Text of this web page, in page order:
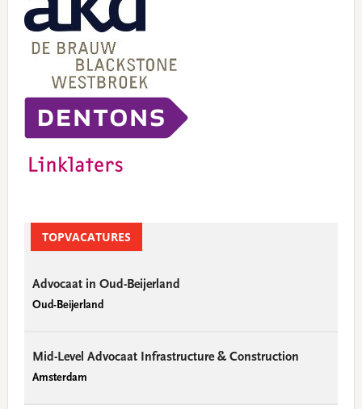
TOPVACATURES
Advocaat in Oud-Beijerland
Oud-Beijerland
Mid-Level Advocaat Infrastructure & Construction
Amsterdam